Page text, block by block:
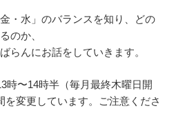
・水」のバランスを知り、どの
のか、
らんにお話をしていきます。
時〜14時半（毎月最終木曜日開
を変更しています。ご注意くださ